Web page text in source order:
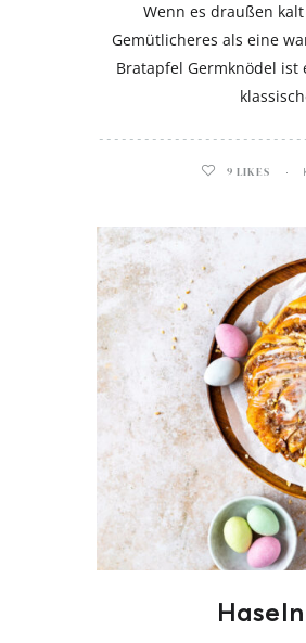
Eis am Stil
Wenn es draußen
Gemütlicheres als eine
Bratapfel Germknödel
9 LIKES